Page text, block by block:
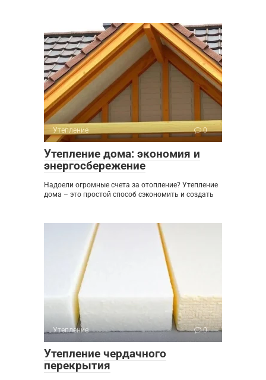
Утепление 0
Утепление дома: экономия и
энергосбережение
Надоели огромные счета за отопление? Утепление
дома – это простой способ сэкономить и создать
Утепление 0
Утепление чердачного
перекрытия